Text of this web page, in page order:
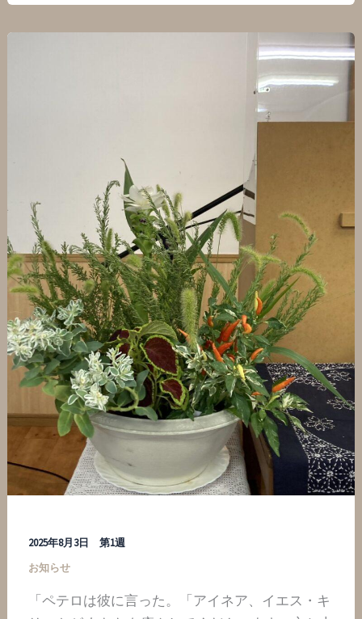
2025年8月3日 第1週
お知らせ
「ペテロは彼に言った。「アイネア、イエス・キ